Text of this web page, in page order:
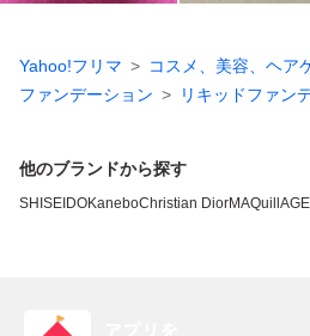
Yahoo!フリマ コスメ、美容、ヘア
ファンデーション
リキッドファン
他のブランドから探す
SHISEIDOKaneboChristian DiorMAQuillAGE